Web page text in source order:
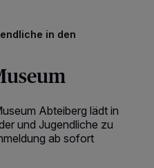
in den
Abteiberg lädt in
und Jugendliche zu
ab sofort
oder eindeutige
Auswahl von OK aktivieren Sie
bereitzustellen“ aufgeführten
sind manche Inhalte und
so relevant für Sie. Sie können
um Ihre Einstellungen zu
indem Sie auf den Link